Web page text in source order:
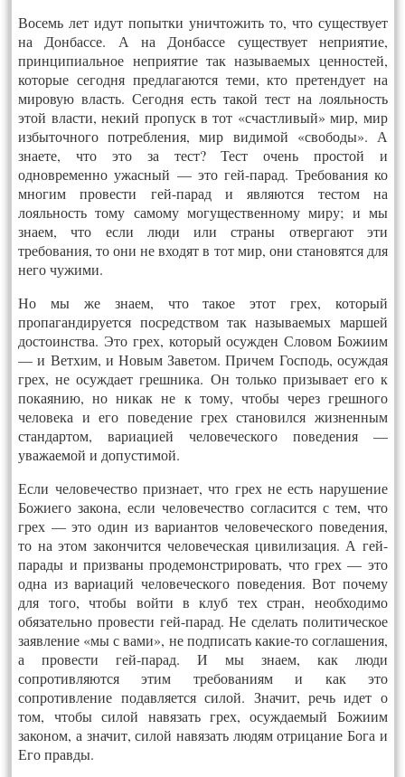
Восемь лет идут попытки уничтожить то, что существует
на Донбассе. А на Донбассе существует неприятие,
принципиальное неприятие так называемых ценностей,
которые сегодня предлагаются теми, кто претендует на
мировую власть. Сегодня есть такой тест на лояльность
этой власти, некий пропуск в тот «счастливый» мир, мир
избыточного потребления, мир видимой «свободы». А
знаете, что это за тест? Тест очень простой и
одновременно ужасный — это гей-парад. Требования ко
многим провести гей-парад и являются тестом на
лояльность тому самому могущественному миру; и мы
знаем, что если люди или страны отвергают эти
требования, то они не входят в тот мир, они становятся для
него чужими.
Но мы же знаем, что такое этот грех, который
пропагандируется посредством так называемых маршей
достоинства. Это грех, который осужден Словом Божиим
— и Ветхим, и Новым Заветом. Причем Господь, осуждая
грех, не осуждает грешника. Он только призывает его к
покаянию, но никак не к тому, чтобы через грешного
человека и его поведение грех становился жизненным
стандартом, вариацией человеческого поведения —
уважаемой и допустимой.
Если человечество признает, что грех не есть нарушение
Божиего закона, если человечество согласится с тем, что
грех — это один из вариантов человеческого поведения,
то на этом закончится человеческая цивилизация. А гей-
парады и призваны продемонстрировать, что грех — это
одна из вариаций человеческого поведения. Вот почему
для того, чтобы войти в клуб тех стран, необходимо
обязательно провести гей-парад. Не сделать политическое
заявление «мы с вами», не подписать какие-то соглашения,
а провести гей-парад. И мы знаем, как люди
сопротивляются этим требованиям и как это
сопротивление подавляется силой. Значит, речь идет о
том, чтобы силой навязать грех, осуждаемый Божиим
законом, а значит, силой навязать людям отрицание Бога и
Его правды.